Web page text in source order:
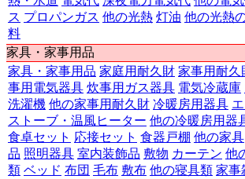
ス プロパンガス 他の光熱 灯油 他の光熱
料
家具・家事用品
家具・家事用品 家庭用耐久財 家事用耐久
事用電気器具 炊事用ガス器具 電気冷蔵庫
洗濯機 他の家事用耐久財 冷暖房用器具
ストーブ・温風ヒーター 他の冷暖房用器
食卓セット 応接セット 食器戸棚 他の家具
品 照明器具 室内装飾品 敷物 カーテン 他
類 ベッド 布団 毛布 敷布 他の寝具類 家事